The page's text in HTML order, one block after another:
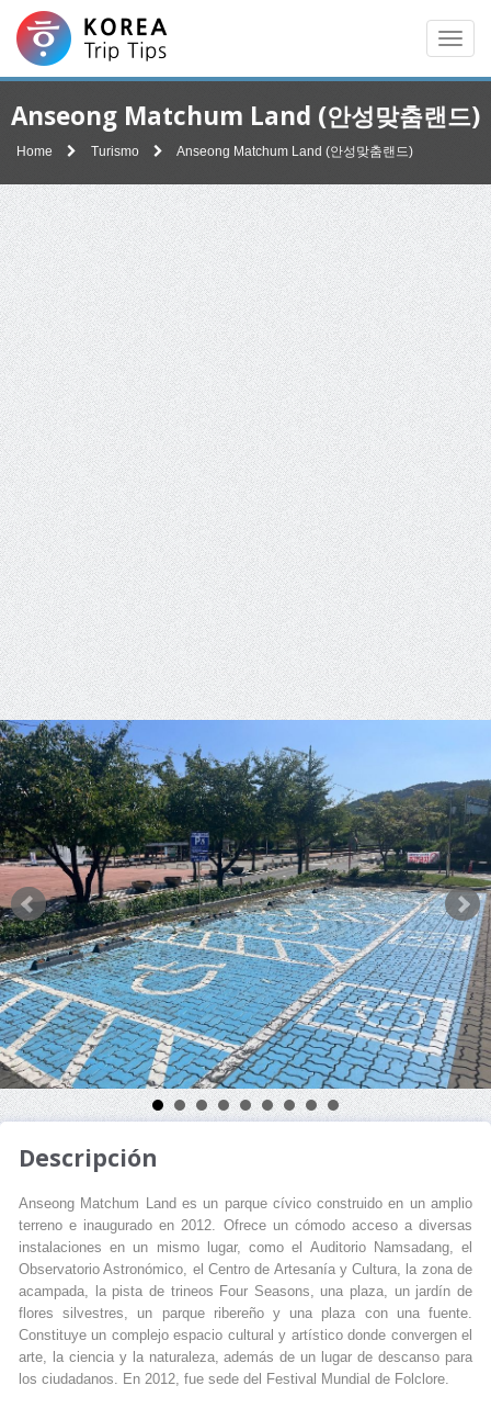
Anseong Matchum Land (안성맞춤랜드)
Home Turismo Anseong Matchum Land (안성맞춤랜드)
Descripción
Anseong Matchum Land es un parque cívico construido en un amplio
terreno e inaugurado en 2012. Ofrece un cómodo acceso a diversas
instalaciones en un mismo lugar, como el Auditorio Namsadang, el
Observatorio Astronómico, el Centro de Artesanía y Cultura, la zona de
acampada, la pista de trineos Four Seasons, una plaza, un jardín de
flores silvestres, un parque ribereño y una plaza con una fuente.
Constituye un complejo espacio cultural y artístico donde convergen el
arte, la ciencia y la naturaleza, además de un lugar de descanso para
los ciudadanos. En 2012, fue sede del Festival Mundial de Folclore.